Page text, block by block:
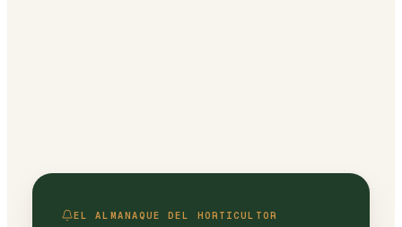
EL ALMANAQUE DEL HORTICULTOR